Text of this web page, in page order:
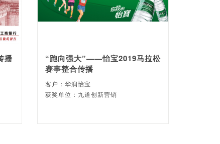
播
“跑向强大”——怡宝2019马拉松
赛事整合传播
客户：华润怡宝
获奖单位：九道创新营销